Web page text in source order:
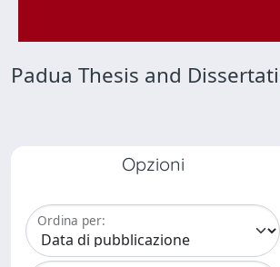
Padua Thesis and
Opzioni
Ordina per: